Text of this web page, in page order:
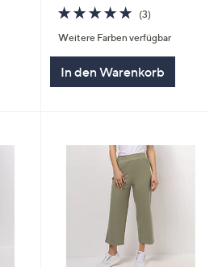
4.7
von
5
(3)3
Weitere Farben verfügbar
In den Warenkorb